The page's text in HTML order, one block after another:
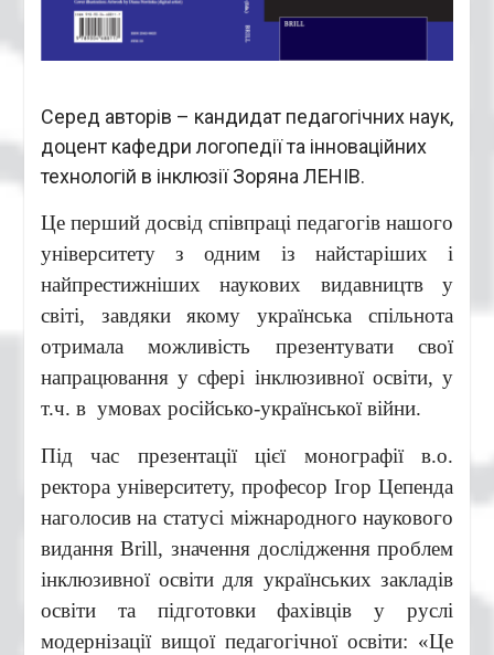
Серед авторів – кандидат педагогічних наук,
доцент кафедри логопедії та інноваційних
технологій в інклюзії Зоряна ЛЕНІВ.
Це перший досвід співпраці педагогів нашого
університету з одним із найстаріших і
найпрестижніших наукових видавництв у
світі, завдяки якому українська спільнота
отримала можливість презентувати свої
напрацювання у сфері інклюзивної освіти, у
т.ч. в умовах російсько-української війни.
Під час презентації цієї монографії в.о.
ректора університету, професор Ігор Цепенда
наголосив на статусі міжнародного наукового
видання Brill, значення дослідження проблем
інклюзивної освіти для українських закладів
освіти та підготовки фахівців у руслі
модернізації вищої педагогічної освіти: «Це